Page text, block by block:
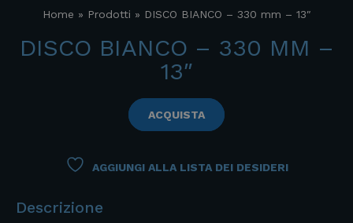
Home » Prodotti » DISCO BIANCO – 330 mm – 13″
DISCO BIANCO – 330 MM –
13″
ACQUISTA
AGGIUNGI ALLA LISTA DEI DESIDERI
Descrizione